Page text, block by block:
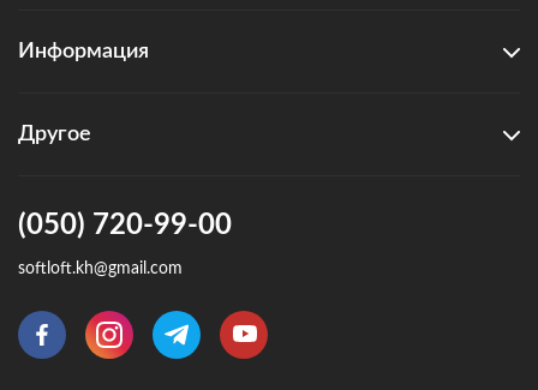
Информация
Другое
(050) 720-99-00
softloft.kh@gmail.com